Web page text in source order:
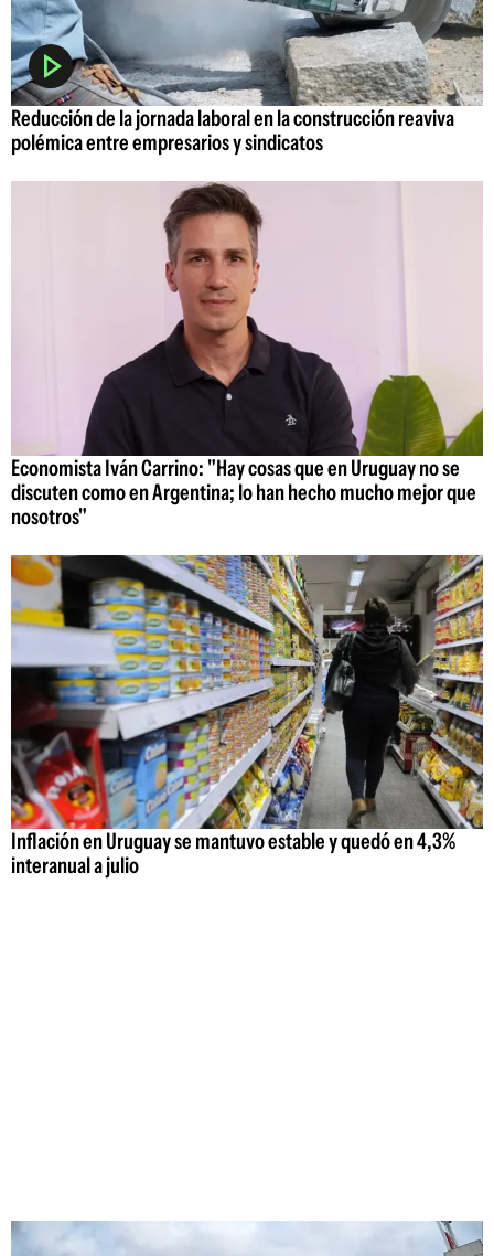
Reducción de la jornada laboral en la construcción reaviva
polémica entre empresarios y sindicatos
Economista Iván Carrino: "Hay cosas que en Uruguay no se
discuten como en Argentina; lo han hecho mucho mejor que
nosotros"
Inflación en Uruguay se mantuvo estable y quedó en 4,3%
interanual a julio